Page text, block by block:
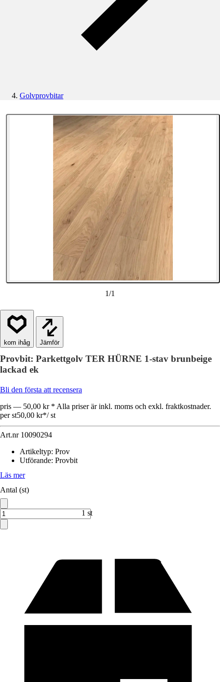
Golvprovbitar
1/1
Jämför
Provbit: Parkettgolv TER HÜRNE 1-stav brunbeige
lackad ek
Bli den första att recensera
pris — 50,00 kr * Alla priser är inkl. moms och exkl. fraktkostnader.
per st50,00 kr*/ st
Art.nr 10090294
Artikeltyp: Prov
Utförande: Provbit
Läs mer
Antal (st)
1 st